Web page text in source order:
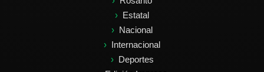
Estatal
Nacional
Internacional
Deportes